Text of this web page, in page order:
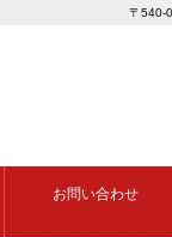
〒540-
お問い合わせ